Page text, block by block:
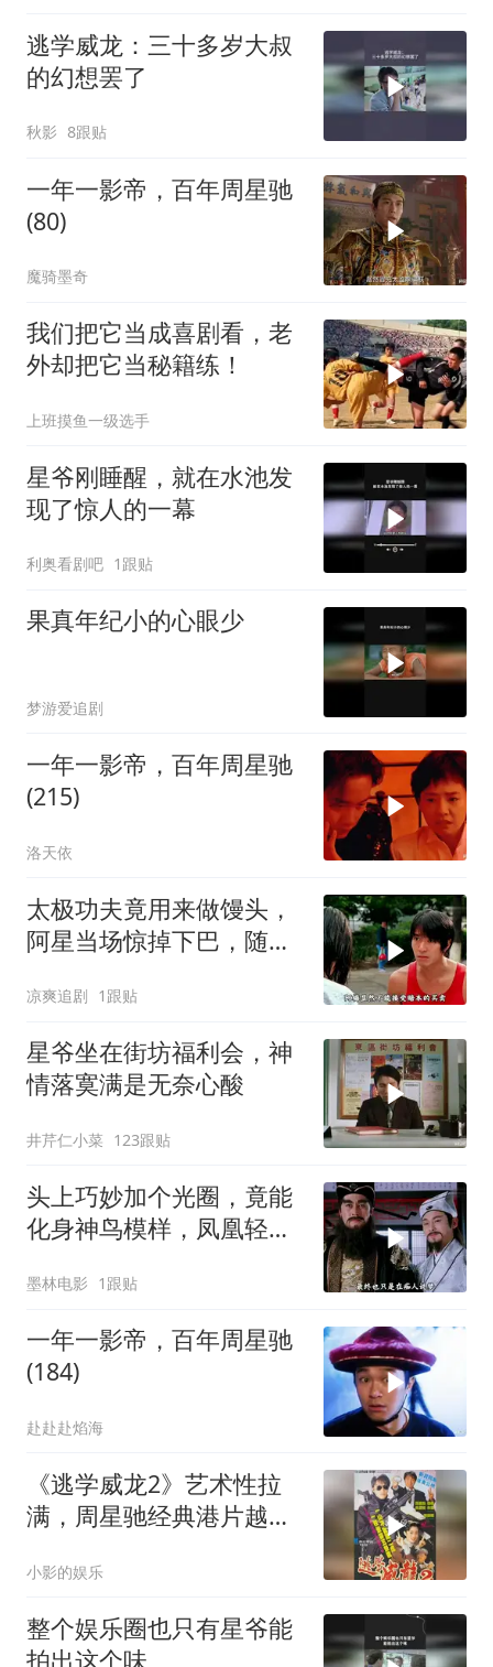
逃学威龙：三十多岁大叔
的幻想罢了
秋影 8跟贴
一年一影帝，百年周星驰
(80)
魔骑墨奇
我们把它当成喜剧看，老
外却把它当秘籍练！
上班摸鱼一级选手
星爷刚睡醒，就在水池发
现了惊人的一幕
利奥看剧吧 1跟贴
果真年纪小的心眼少
梦游爱追剧
一年一影帝，百年周星驰
(215)
洛天依
太极功夫竟用来做馒头，
阿星当场惊掉下巴，随后
凉爽追剧 1跟贴
星爷坐在街坊福利会，神
情落寞满是无奈心酸
井芹仁小菜 123跟贴
头上巧妙加个光圈，竟能
化身神鸟模样，凤凰轻松
墨林电影 1跟贴
一年一影帝，百年周星驰
(184)
赴赴赴焰海
《逃学威龙2》艺术性拉
满，周星驰经典港片越品
小影的娱乐
整个娱乐圈也只有星爷能
拍出这个味